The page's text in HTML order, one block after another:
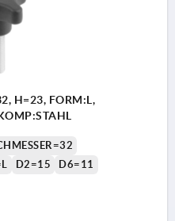
H=23, FORM:L,
D2=15
D6=11